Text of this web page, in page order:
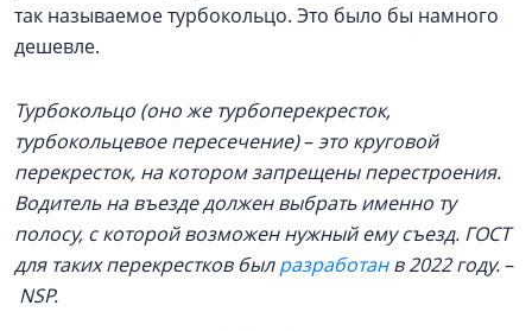
так называемое турбокольцо. Это было бы намного
дешевле.
Турбокольцо (оно же турбоперекресток,
турбокольцевое пересечение)–это круговой
перекресток, на котором запрещены перестроения.
Водитель на въезде должен выбрать именно ту
полосу, с которой возможен нужный ему съезд. ГОСТ
для таких перекрестков былразработанв 2022 году.–
NSP.